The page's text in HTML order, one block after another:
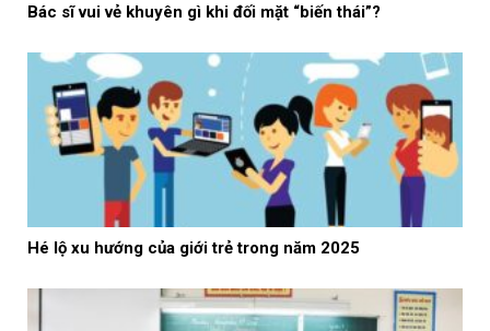
Bác sĩ vui vẻ khuyên gì khi đối mặt “biến thái”?
Hé lộ xu hướng của giới trẻ trong năm 2025